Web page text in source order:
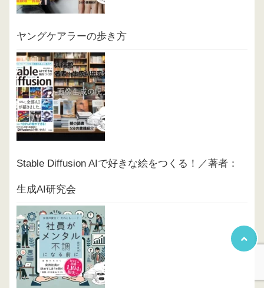
ヤングケアラーの歩き方
Stable Diffusion AIで好きな絵をつくる！／著者：
生成AI研究会